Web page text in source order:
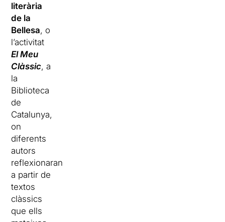
literària
de la
Bellesa, o
l’activitat
El Meu
Clàssic, a
la
Biblioteca
de
Catalunya,
on
diferents
autors
reflexionaran
a partir de
textos
clàssics
que ells